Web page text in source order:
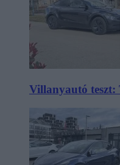
Villanyautó teszt: